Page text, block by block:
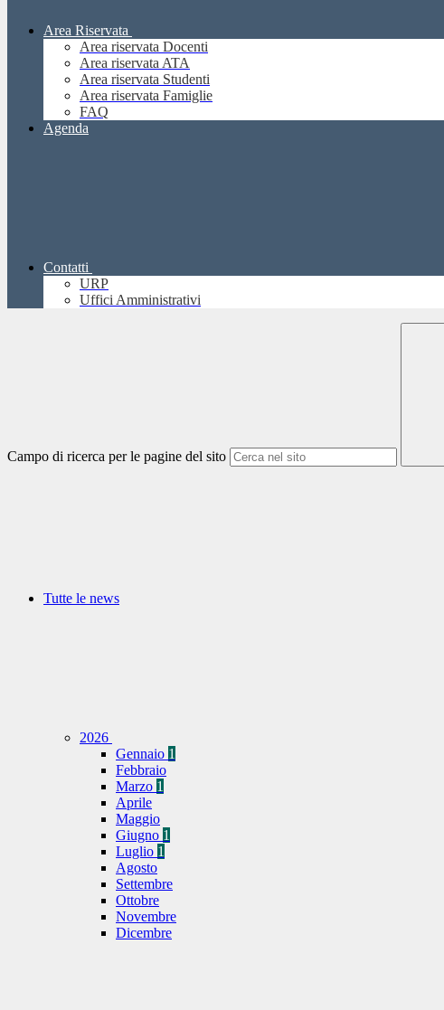
Area Riservata
Area riservata Docenti
Area riservata ATA
Area riservata Studenti
Area riservata Famiglie
FAQ
Agenda
Contatti
URP
Uffici Amministrativi
Campo di ricerca per le pagine del sito
Tutte le news
2026
Gennaio 1
Febbraio
Marzo 1
Aprile
Maggio
Giugno 1
Luglio 1
Agosto
Settembre
Ottobre
Novembre
Dicembre